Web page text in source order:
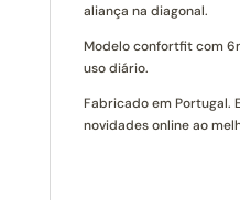
aliança na diagonal.
Modelo confortfit com
uso diário.
Fabricado em Portugal.
novidades online ao